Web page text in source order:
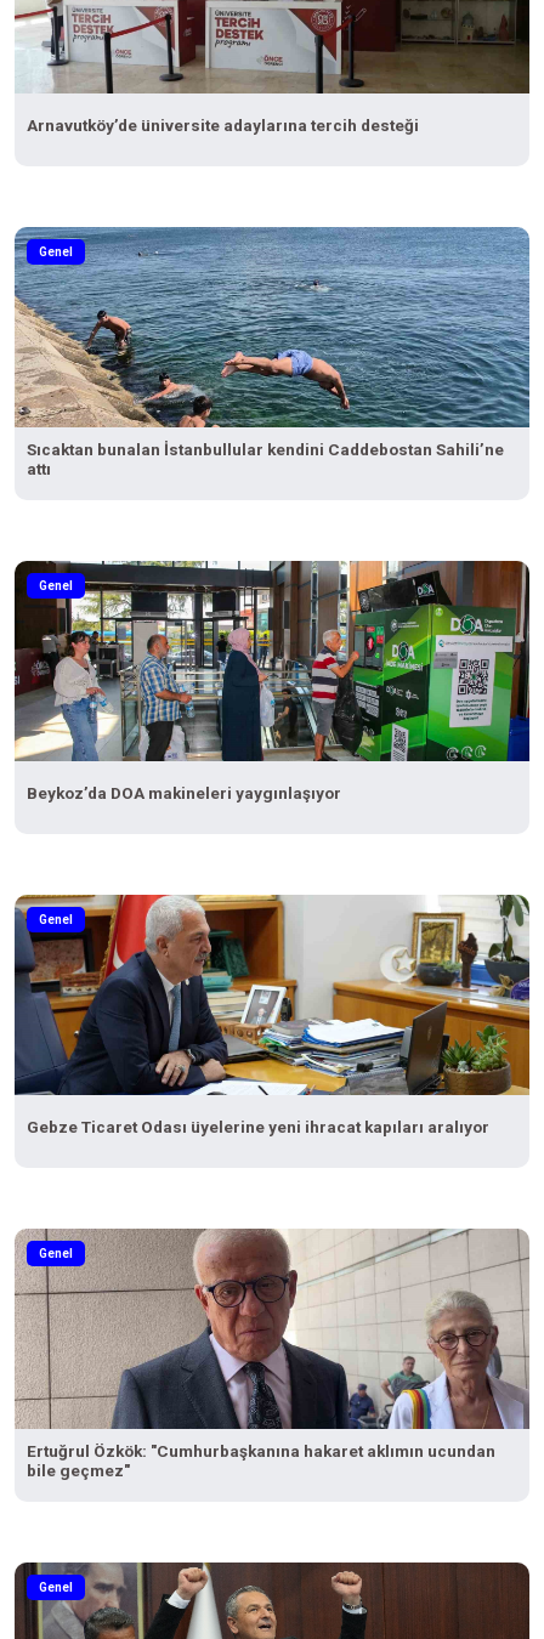
Arnavutköy’de üniversite adaylarına tercih desteği
Genel
Sıcaktan bunalan İstanbullular kendini Caddebostan Sahili’ne
attı
Genel
Beykoz’da DOA makineleri yaygınlaşıyor
Genel
Gebze Ticaret Odası üyelerine yeni ihracat kapıları aralıyor
Genel
Ertuğrul Özkök: "Cumhurbaşkanına hakaret aklımın ucundan
bile geçmez"
Genel